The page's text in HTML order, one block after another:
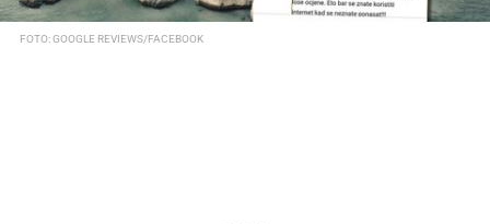
FOTO: GOOGLE REVIEWS/FACEBOOK